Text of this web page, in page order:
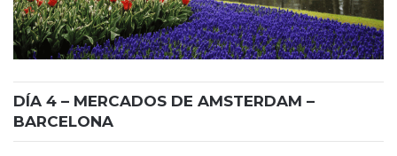
DÍA 4 – MERCADOS DE AMSTERDAM –
BARCELONA